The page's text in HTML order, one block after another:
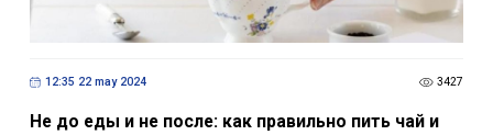
12:35 22 may 2024 3427
Не до еды и не после: как правильно пить чай и